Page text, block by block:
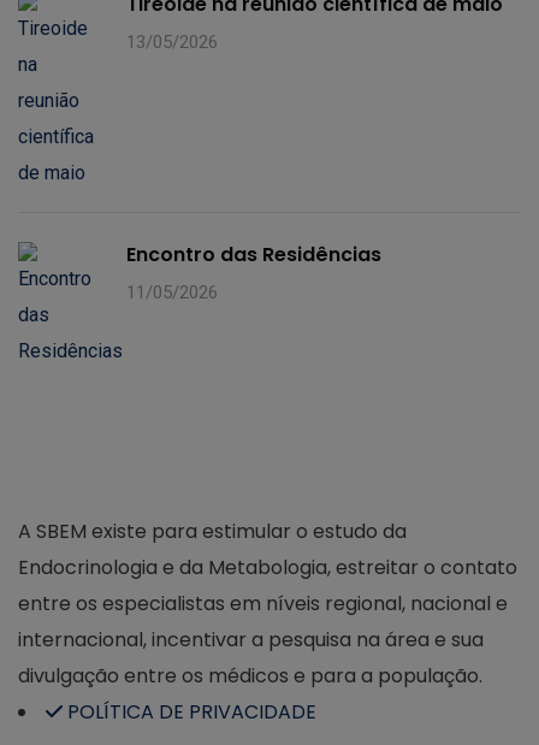
13/05/2026
Encontro das Residências
11/05/2026
A SBEM existe para estimular o estudo da
Endocrinologia e da Metabologia, estreitar o contato
entre os especialistas em níveis regional, nacional e
internacional, incentivar a pesquisa na área e sua
divulgação entre os médicos e para a população.
POLÍTICA DE PRIVACIDADE